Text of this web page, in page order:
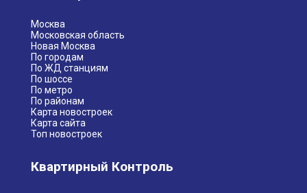
Москва
Московская область
Новая Москва
По городам
По ЖД станциям
По шоссе
По метро
По районам
Карта новостроек
Карта сайта
Топ новостроек
Квартирный Контроль